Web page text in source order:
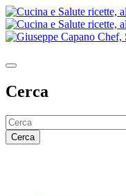
Cerca
Cerca